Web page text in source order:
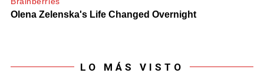
LO MÁS VISTO